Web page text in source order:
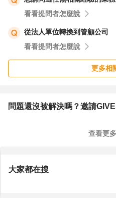
看看提問者怎麼說
從法人單位轉換到管顧公司
看看提問者怎麼說
更多相
問題還沒被解決嗎？邀請
查看更
大家都在搜